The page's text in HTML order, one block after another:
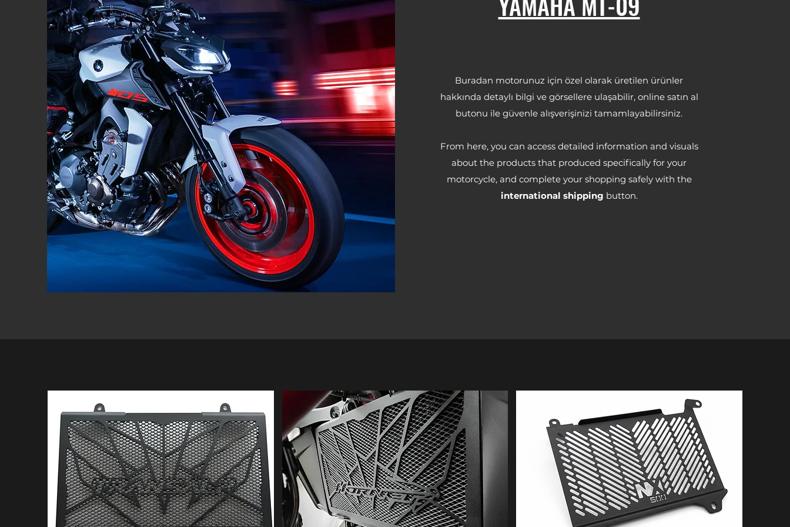
Buradan motorunuz için özel olarak üretilen ürünler
hakkında detaylı bilgi ve görsellere ulaşabilir, online satın al
butonu ile güvenle alışverişinizi tamamlayabilirsiniz.
From here, you can access detailed information and visuals
about the products that produced specifically for your
motorcycle, and complete your shopping safely with the
international shipping button.